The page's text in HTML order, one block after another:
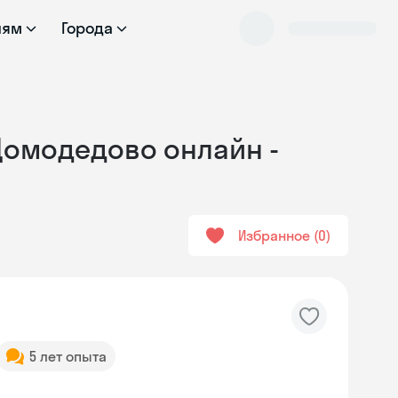
Города
онлайн -
Избранное 0
5 лет опыта